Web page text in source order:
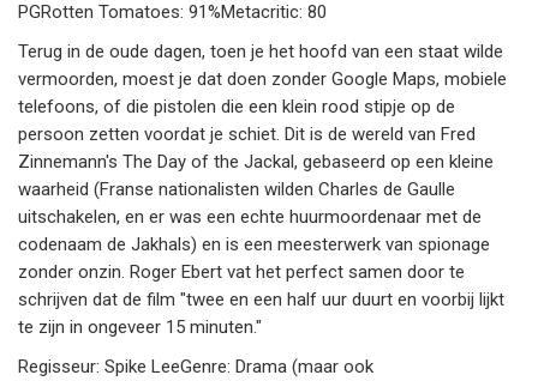
PGRotten Tomatoes: 91%Metacritic: 80
Terug in de oude dagen, toen je het hoofd van een staat wilde
vermoorden, moest je dat doen zonder Google Maps, mobiele
telefoons, of die pistolen die een klein rood stipje op de
persoon zetten voordat je schiet. Dit is de wereld van Fred
Zinnemann's The Day of the Jackal, gebaseerd op een kleine
waarheid (Franse nationalisten wilden Charles de Gaulle
uitschakelen, en er was een echte huurmoordenaar met de
codenaam de Jakhals) en is een meesterwerk van spionage
zonder onzin. Roger Ebert vat het perfect samen door te
schrijven dat de film "twee en een half uur duurt en voorbij lijkt
te zijn in ongeveer 15 minuten."
Regisseur: Spike LeeGenre: Drama (maar ook